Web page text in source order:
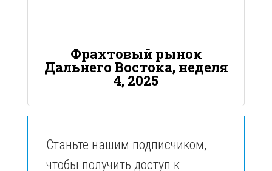
Фрахтовый рынок
Дальнего Востока, неделя
4, 2025
Станьте нашим подписчиком,
чтобы получить доступ к